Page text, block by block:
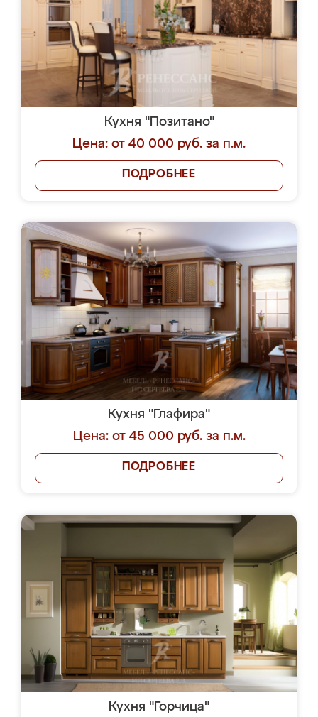
Кухня "Позитано"
Цена: от 40 000 руб. за п.м.
ПОДРОБНЕЕ
Кухня "Глафира"
Цена: от 45 000 руб. за п.м.
ПОДРОБНЕЕ
Кухня "Горчица"